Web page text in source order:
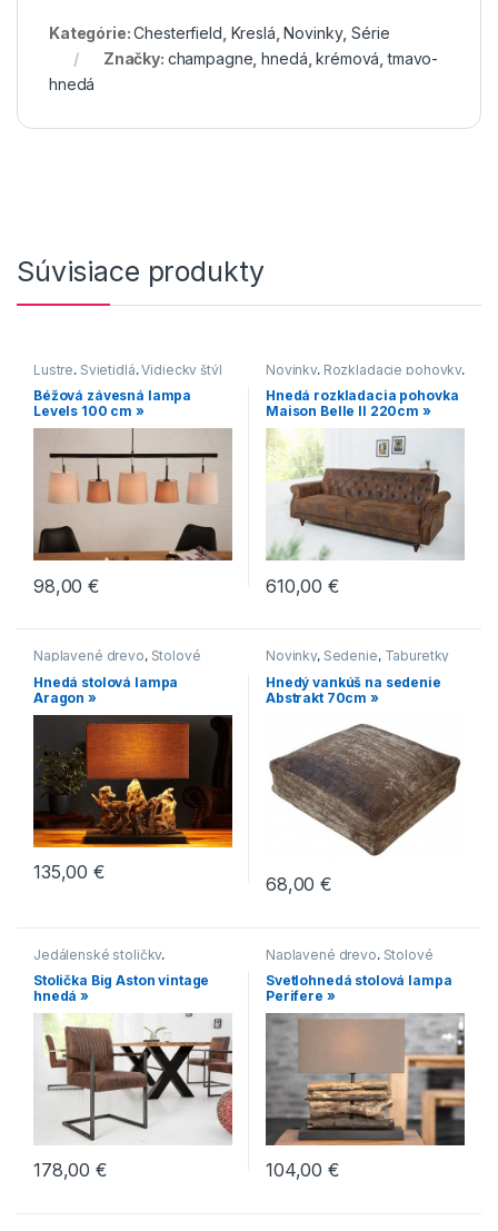
Kategórie:Chesterfield Kreslá ,Novinky,Série
Značky: champagne ,hnedá ,krémová ,tmavo-
hnedá
Súvisiace produkty
Lustre, Svietidlá,Vidiecky štýl
Béžová závesná lampa
Levels 100 cm »
98,00€
Novinky, Rozkladacie pohovky,
Sedenie
Hnedá rozkladacia pohovka
Maison Belle II 220cm »
610,00€
Naplavené drevo, Stolové
lampy
Hnedá stolová lampa
Aragon »
135,00€
Novinky, Sedenie, Taburetky
Hnedý vankúš na sedenie
Abstrakt 70cm »
68,00€
Jedálenské stoličky,
Jedálenské stoličky s
čalúneným sedákom
Jedálenské stoličky s
kovovou podnožou,
Jedálenské stoličky s
lyžinovým podstavcom,
Jedálenské stoličky v
industriálnom štýle,
Jedálenské stoličky v
modernom štýle,Novinky,
Stoličky
Stolička Big Aston vintage
hnedá »
178,00€
Naplavené drevo, Stolové
lampy
Svetlohnedá stolová lampa
Perifere »
104,00€